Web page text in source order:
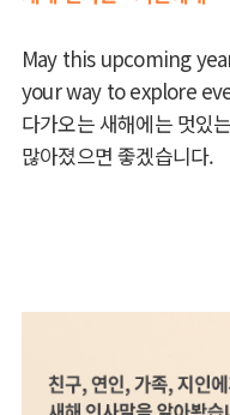
May this upcoming
your way to explore
다가오는 새해에는 멋있
많아졌으면 좋겠습니다.